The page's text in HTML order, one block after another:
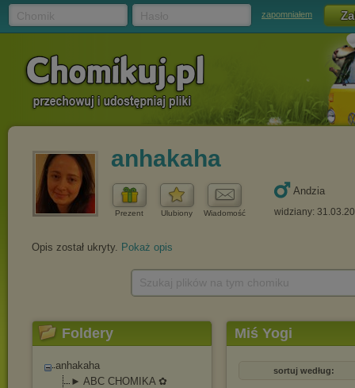
zapomniałem
anhakaha
Prezent Ulubiony Wiadomość
Andzia
widziany:
Opis został ukryty. Pokaż opis
Foldery
anhakaha
► ABC CHOMIKA ✿
Miś Yogi
sortuj według: